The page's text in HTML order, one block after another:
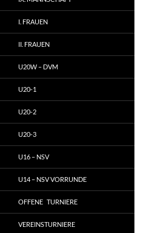
I. FRAUEN
II. FRAUEN
U20W – DVM
U20-1
U20-2
U20-3
U16 – NSV
U14 – NSV VORRUNDE
OFFENE TURNIERE
VEREINSTURNIERE